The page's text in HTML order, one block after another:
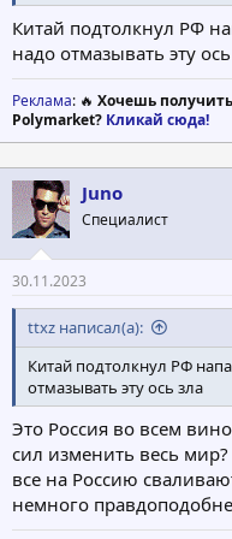
Китай подтолкнул РФ
надо отмазывать эту
Реклама: 🔥 Хочешь
Polymarket? Кликай сюда!
Juno
Специалист
30.11.2023
ttxz написал(а):
Китай подтолкнул РФ
отмазывать эту ось зла
Это Россия во всем
сил изменить весь
все на Россию
немного